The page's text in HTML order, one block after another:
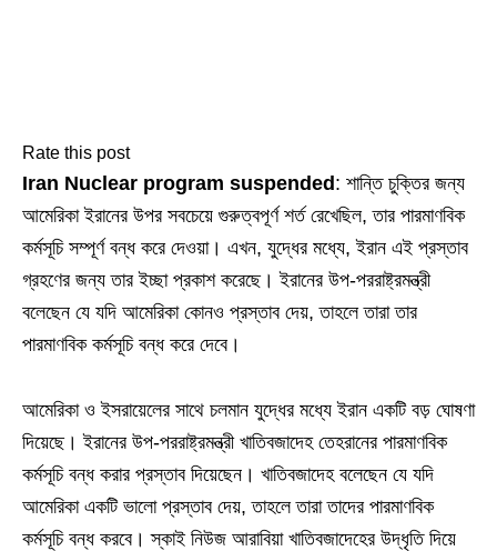
Rate this post
Iran Nuclear program suspended : শান্তি চুক্তির জন্য
আমেরিকা ইরানের উপর সবচেয়ে গুরুত্বপূর্ণ শর্ত রেখেছিল, তার পারমাণবিক
কর্মসূচি সম্পূর্ণ বন্ধ করে দেওয়া। এখন, যুদ্ধের মধ্যে, ইরান এই প্রস্তাব
গ্রহণের জন্য তার ইচ্ছা প্রকাশ করেছে। ইরানের উপ-পররাষ্ট্রমন্ত্রী
বলেছেন যে যদি আমেরিকা কোনও প্রস্তাব দেয়, তাহলে তারা তার
পারমাণবিক কর্মসূচি বন্ধ করে দেবে।
আমেরিকা ও ইসরায়েলের সাথে চলমান যুদ্ধের মধ্যে ইরান একটি বড় ঘোষণা
দিয়েছে। ইরানের উপ-পররাষ্ট্রমন্ত্রী খাতিবজাদেহ তেহরানের পারমাণবিক
কর্মসূচি বন্ধ করার প্রস্তাব দিয়েছেন। খাতিবজাদেহ বলেছেন যে যদি
আমেরিকা একটি ভালো প্রস্তাব দেয়, তাহলে তারা তাদের পারমাণবিক
কর্মসূচি বন্ধ করবে। স্কাই নিউজ আরাবিয়া খাতিবজাদেহের উদ্ধৃতি দিয়ে